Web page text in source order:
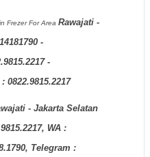
FrezerFor Area Rawajati -
-
-
0822.9815.2217
- Jakarta Selatan
WA :
Telegram :